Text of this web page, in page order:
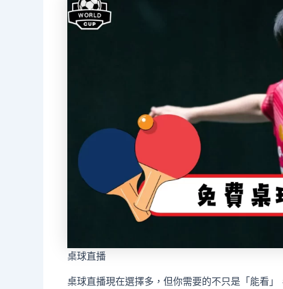
桌球直播
桌球直播現在選擇多，但你需要的不只是「能看